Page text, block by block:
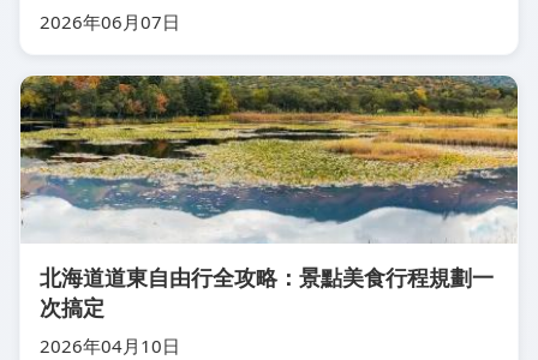
2026年06月07日
北海道道東自由行全攻略：景點美食行程規劃一
次搞定
2026年04月10日